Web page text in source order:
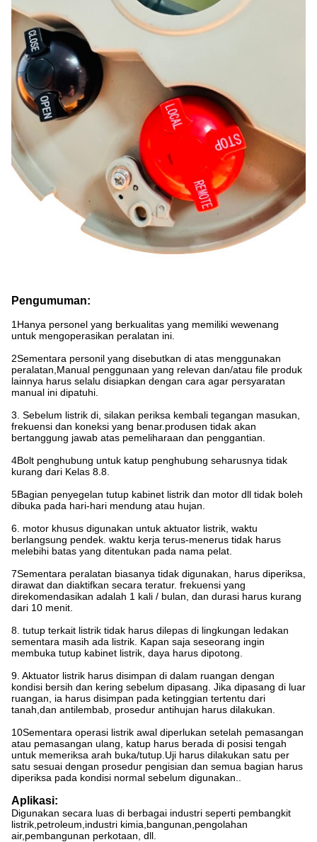
Pengumuman:
1Hanya personel yang berkualitas yang memiliki wewenang
untuk mengoperasikan peralatan ini.
2Sementara personil yang disebutkan di atas menggunakan
peralatan,Manual penggunaan yang relevan dan/atau file produk
lainnya harus selalu disiapkan dengan cara agar persyaratan
manual ini dipatuhi.
3. Sebelum listrik di, silakan periksa kembali tegangan masukan,
frekuensi dan koneksi yang benar.produsen tidak akan
bertanggung jawab atas pemeliharaan dan penggantian.
4Bolt penghubung untuk katup penghubung seharusnya tidak
kurang dari Kelas 8.8.
5Bagian penyegelan tutup kabinet listrik dan motor dll tidak boleh
dibuka pada hari-hari mendung atau hujan.
6. motor khusus digunakan untuk aktuator listrik, waktu
berlangsung pendek. waktu kerja terus-menerus tidak harus
melebihi batas yang ditentukan pada nama pelat.
7Sementara peralatan biasanya tidak digunakan, harus diperiksa,
dirawat dan diaktifkan secara teratur. frekuensi yang
direkomendasikan adalah 1 kali / bulan, dan durasi harus kurang
dari 10 menit.
8. tutup terkait listrik tidak harus dilepas di lingkungan ledakan
sementara masih ada listrik. Kapan saja seseorang ingin
membuka tutup kabinet listrik, daya harus dipotong.
9. Aktuator listrik harus disimpan di dalam ruangan dengan
kondisi bersih dan kering sebelum dipasang. Jika dipasang di luar
ruangan, ia harus disimpan pada ketinggian tertentu dari
tanah,dan antilembab, prosedur antihujan harus dilakukan.
10Sementara operasi listrik awal diperlukan setelah pemasangan
atau pemasangan ulang, katup harus berada di posisi tengah
untuk memeriksa arah buka/tutup.Uji harus dilakukan satu per
satu sesuai dengan prosedur pengisian dan semua bagian harus
diperiksa pada kondisi normal sebelum digunakan..
Aplikasi:
Digunakan secara luas di berbagai industri seperti pembangkit
listrik,petroleum,industri kimia,bangunan,pengolahan
air,pembangunan perkotaan, dll.